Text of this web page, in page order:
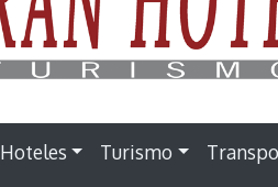
Hoteles Turismo